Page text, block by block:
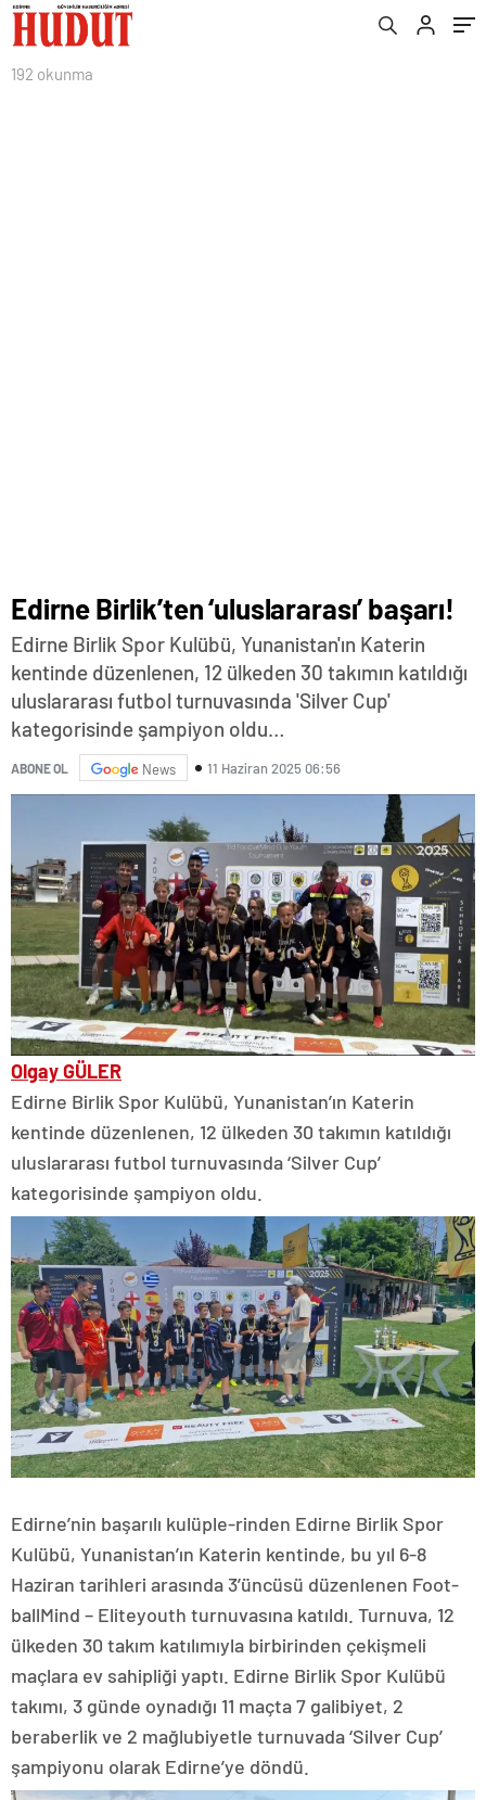
192 okunma
Edirne Birlik’ten ‘uluslararası’ başarı!
Edirne Birlik Spor Kulübü, Yunanistan'ın Katerin
kentinde düzenlenen, 12 ülkeden 30 takımın katıldığı
uluslararası futbol turnuvasında 'Silver Cup'
kategorisinde şampiyon oldu…
ABONE OL News 11 Haziran 2025 06:56
Olgay GÜLER
Edirne Birlik Spor Kulübü, Yunanistan’ın Katerin
kentinde düzenlenen, 12 ülkeden 30 takımın katıldığı
uluslararası futbol turnuvasında ‘Silver Cup’
kategorisinde şampiyon oldu.
Edirne’nin başarılı kulüple-rinden Edirne Birlik Spor
Kulübü, Yunanistan’ın Katerin kentinde, bu yıl 6-8
Haziran tarihleri arasında 3’üncüsü düzenlenen Foot-
ballMind – Eliteyouth turnuvasına katıldı. Turnuva, 12
ülkeden 30 takım katılımıyla birbirinden çekişmeli
maçlara ev sahipliği yaptı. Edirne Birlik Spor Kulübü
takımı, 3 günde oynadığı 11 maçta 7 galibiyet, 2
beraberlik ve 2 mağlubiyetle turnuvada ‘Silver Cup’
şampiyonu olarak Edirne’ye döndü.